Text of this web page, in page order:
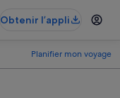
Obtenir l’appli
Planifier mon voyage